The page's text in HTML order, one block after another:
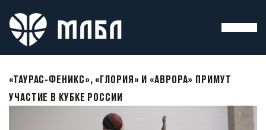
«ТАУРАС-ФЕНИКС», «ГЛОРИЯ» И «АВРОРА» ПРИМУТ
УЧАСТИЕ В КУБКЕ РОССИИ